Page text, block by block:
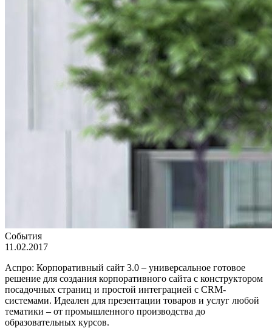
События
11.02.2017
Аспро: Корпоративный сайт 3.0 – универсальное готовое
решение для создания корпоративного сайта с конструктором
посадочных страниц и простой интеграцией с CRM-
системами. Идеален для презентации товаров и услуг любой
тематики – от промышленного производства до
образовательных курсов.